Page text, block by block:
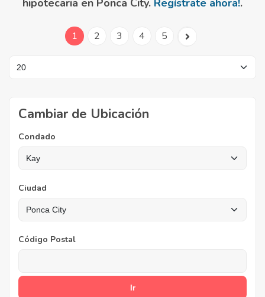
hipotecaria en Ponca City. Regístrate ahora!.
1 2 3 4 5
Cambiar de Ubicación
Condado
Ciudad
Código Postal